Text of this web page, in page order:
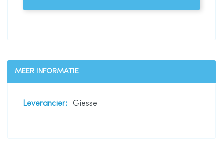
MEER INFORMATIE
Meer
Giesse